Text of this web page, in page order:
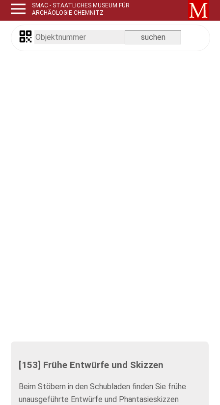
SMAC - STAATLICHES MUSEUM FÜR
ARCHÄOLOGIE CHEMNITZ
[153] Frühe Entwürfe und Skizzen
Beim Stöbern in den Schubladen finden Sie frühe
unausgeführte Entwürfe und Phantasieskizzen